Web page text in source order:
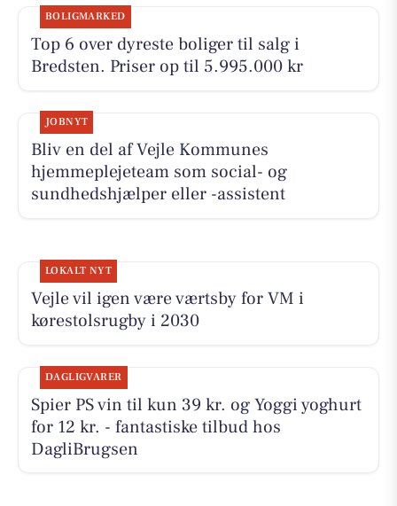
BOLIGMARKED
Top 6 over dyreste boliger til salg i
Bredsten. Priser op til 5.995.000 kr
JOBNYT
Bliv en del af Vejle Kommunes
hjemmeplejeteam som social- og
sundhedshjælper eller -assistent
LOKALT NYT
Vejle vil igen være værtsby for VM i
kørestolsrugby i 2030
DAGLIGVARER
Spier PS vin til kun 39 kr. og Yoggi yoghurt
for 12 kr. - fantastiske tilbud hos
DagliBrugsen